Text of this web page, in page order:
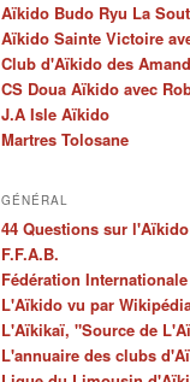
Aïkido Budo Ryu La
Aïkido Sainte Victoire
Club d'Aïkido des
CS Doua Aïkido avec
J.A Isle Aïkido
Martres Tolosane
GÉNÉRAL
44 Questions sur l'Aïkido
F.F.A.B.
Fédération
L'Aïkido vu par
L'Aïkikaï, "Source de
L'annuaire des clubs